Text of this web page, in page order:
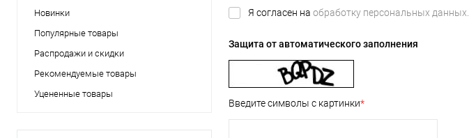
Новинки
Популярные товары
Распродажи и скидки
Рекомендуемые товары
Уцененные товары
Я согласен на обработку персональных данных.
Защита от автоматического заполнения
Введите символы с картинки*